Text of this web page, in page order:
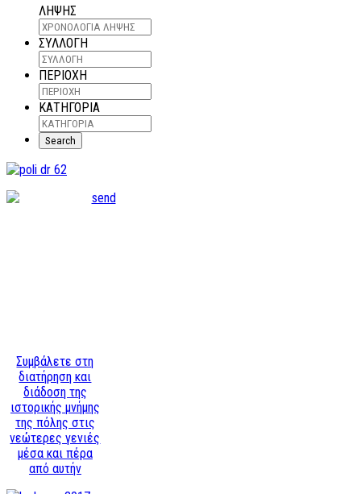
ΛΗΨΗΣ
ΣΥΛΛΟΓΗ
ΠΕΡΙΟΧΗ
ΚΑΤΗΓΟΡΙΑ
Συμβάλετε στη
διατήρηση και
διάδοση της
ιστορικής μνήμης
της πόλης στις
νεώτερες γενιές
μέσα και πέρα
από αυτήν